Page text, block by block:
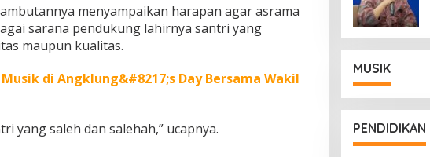
menyampaikan harapan agar asrama
sarana pendukung lahirnya santri yang
maupun kualitas.
di Angklung&#8217;s Day Bersama Wakil
yang saleh dan salehah,” ucapnya.
MUSIK
PENDIDIKAN